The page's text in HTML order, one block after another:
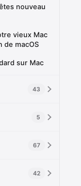
nouveau
vieux Mac
de macOS
sur Mac
43
5
67
42